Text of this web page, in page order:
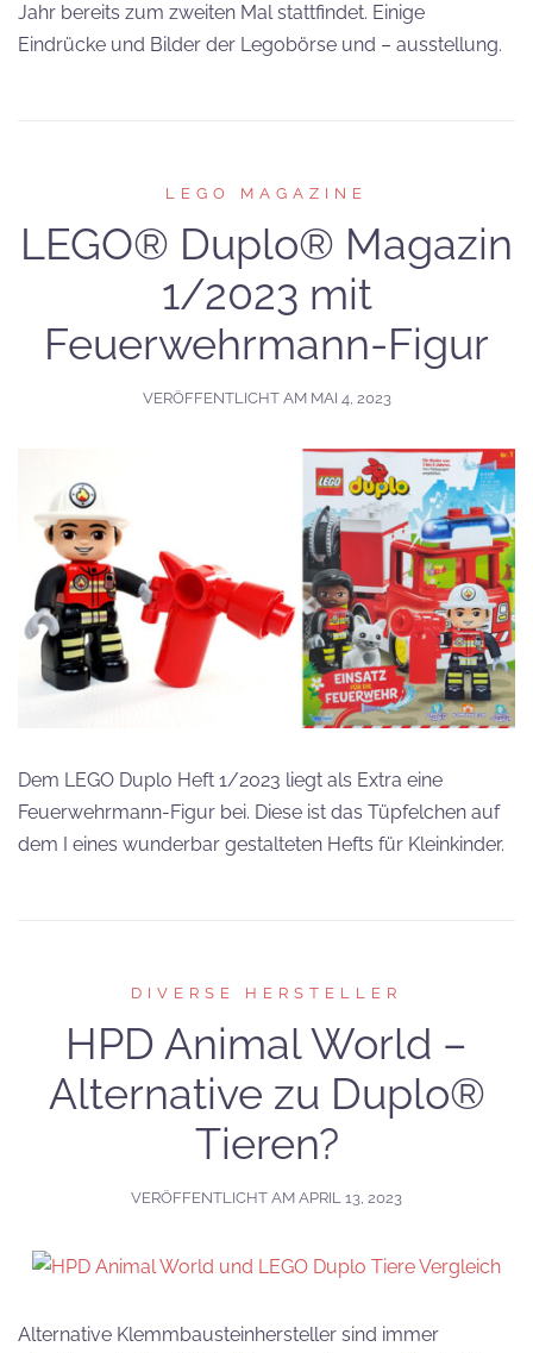
Jahr bereits zum zweiten Mal stattfindet. Einige
Eindrücke und Bilder der Legobörse und – ausstellung.
LEGO MAGAZINE
LEGO® Duplo® Magazin
1/2023 mit
Feuerwehrmann-Figur
VERÖFFENTLICHT AM MAI 4, 2023
Dem LEGO Duplo Heft 1/2023 liegt als Extra eine
Feuerwehrmann-Figur bei. Diese ist das Tüpfelchen auf
dem I eines wunderbar gestalteten Hefts für Kleinkinder.
DIVERSE HERSTELLER
HPD Animal World –
Alternative zu Duplo®
Tieren?
VERÖFFENTLICHT AM APRIL 13, 2023
Alternative Klemmbausteinhersteller sind immer